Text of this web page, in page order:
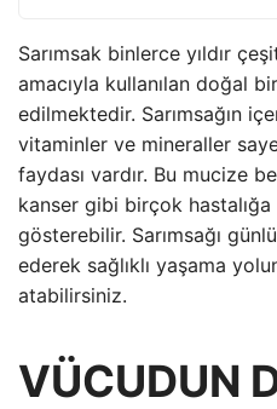
Sarımsak binlerce yıldır
amacıyla kullanılan doğal
edilmektedir. Sarımsağın
vitaminler ve mineraller
faydası vardır. Bu mucize
kanser gibi birçok
gösterebilir. Sarımsağı
ederek sağlıklı yaşama
atabilirsiniz.
VÜCUDUN